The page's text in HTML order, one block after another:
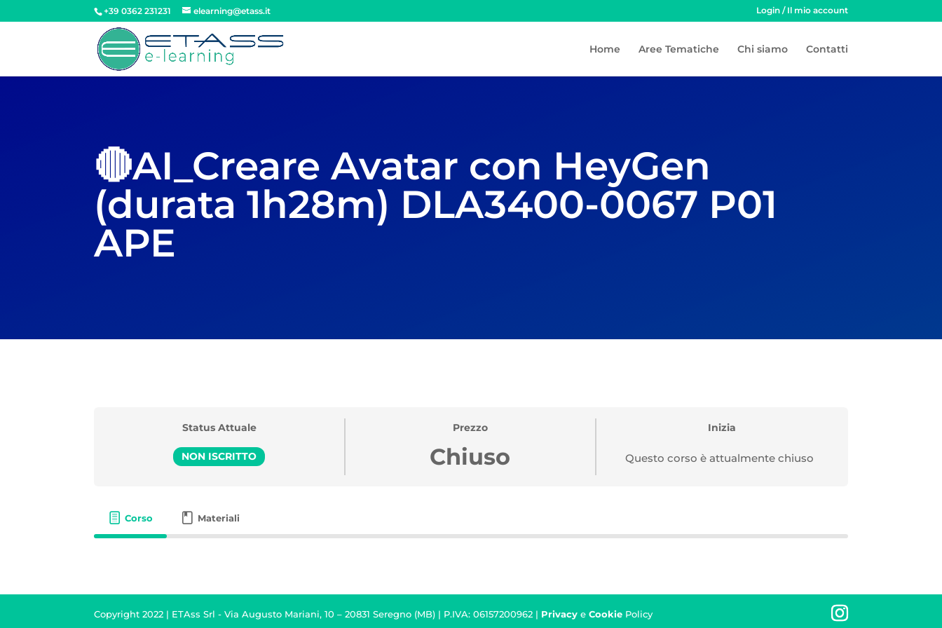
+39 0362 231231 elearning@etass.it Login / Il mio account
Home Aree Tematiche Chi siamo Contatti
🔴AI_Creare Avatar con HeyGen
(durata 1h28m) DLA3400-0067 P01
APE
Status Attuale
NON ISCRITTO
Prezzo
Chiuso
Inizia
Questo corso è attualmente chiuso
Corso Materiali
Copyright 2022 | ETAss Srl - Via Augusto Mariani, 10 – 20831 Seregno (MB) | P.IVA: 06157200962 | Privacy eCookie Policy